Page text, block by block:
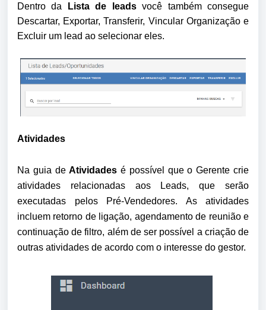
Dentro da Lista de leads você também consegue
Descartar, Exportar, Transferir, Vincular Organização e
Excluir um lead ao selecionar eles.
Atividades
Na guia de Atividades é possível que o Gerente crie
atividades relacionadas aos Leads, que serão
executadas pelos Pré-Vendedores. As atividades
incluem retorno de ligação, agendamento de reunião e
continuação de filtro, além de ser possível a criação de
outras atividades de acordo com o interesse do gestor.